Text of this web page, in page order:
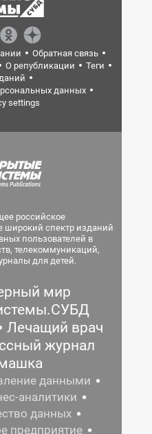
Обратная связь
О републикации
Теги
данных
settings
российское
широкий спектр изданий
пользователей в
телекоммуникаций,
для детей.
мир
Лечащий врач
журнал
данными
аналитики
данных
предприятие